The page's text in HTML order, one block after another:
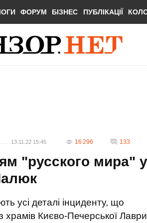
ФОРУМ БІЗНЕС ПУБЛІКАЦІЇ
13.11.22 15:45 16 296 133
"русского мира" у
усі деталі інциденту, що
храмів Києво-Печерської Лаври